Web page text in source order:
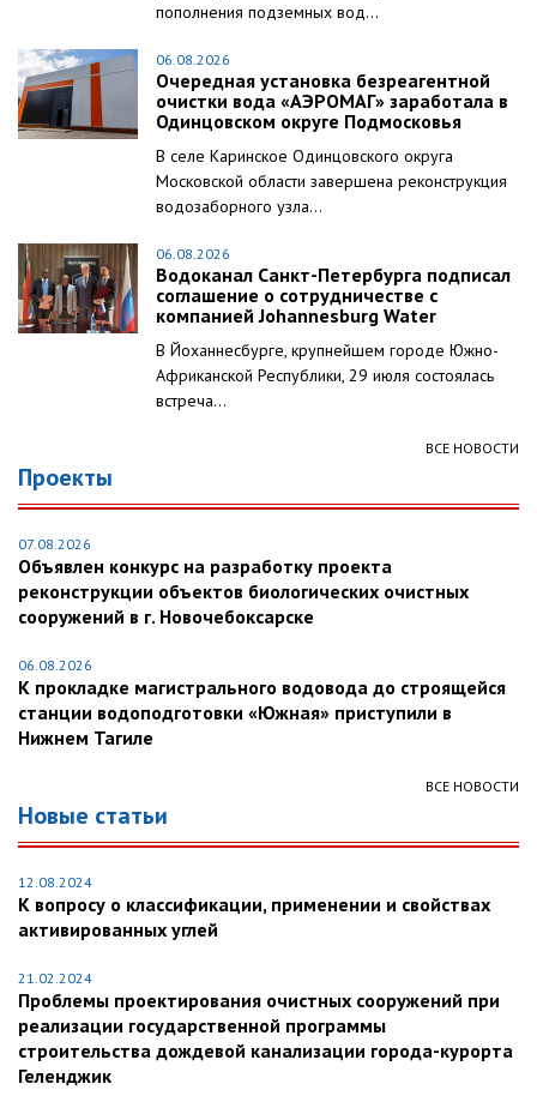
пополнения подземных вод...
06.08.2026
Очередная установка безреагентной
очистки вода «АЭРОМАГ» заработала в
Одинцовском округе Подмосковья
В селе Каринское Одинцовского округа
Московской области завершена реконструкция
водозаборного узла...
06.08.2026
Водоканал Санкт-Петербурга подписал
соглашение о сотрудничестве с
компанией Johannesburg Water
В Йоханнесбурге, крупнейшем городе Южно-
Африканской Республики, 29 июля состоялась
встреча...
ВСЕ НОВОСТИ
Проекты
07.08.2026
Объявлен конкурс на разработку проекта
реконструкции объектов биологических очистных
сооружений в г. Новочебоксарске
06.08.2026
К прокладке магистрального водовода до строящейся
станции водоподготовки «Южная» приступили в
Нижнем Тагиле
ВСЕ НОВОСТИ
Новые статьи
12.08.2024
К вопросу о классификации, применении и свойствах
активированных углей
21.02.2024
Проблемы проектирования очистных сооружений при
реализации государственной программы
строительства дождевой канализации города-курорта
Геленджик